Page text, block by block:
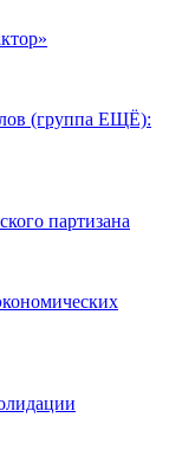
(группа ЕЩЁ):
партизана